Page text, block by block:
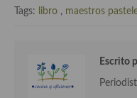
Quínoa
Pasta
Tags: libro , maestros
Escrito